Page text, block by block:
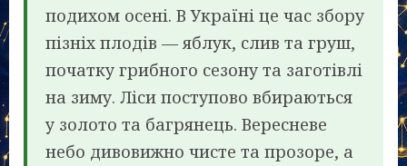
подихом осені. В Україні це час збору
пізніх плодів — яблук, слив та груш,
початку грибного сезону та заготівлі
на зиму. Ліси поступово вбираються
у золото та багрянець. Вересневе
небо дивовижно чисте та прозоре, а